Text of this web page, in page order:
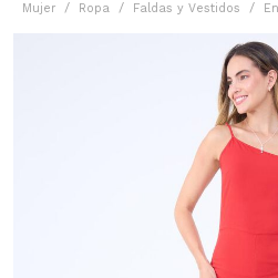
Mujer Ropa Faldas y Vestidos